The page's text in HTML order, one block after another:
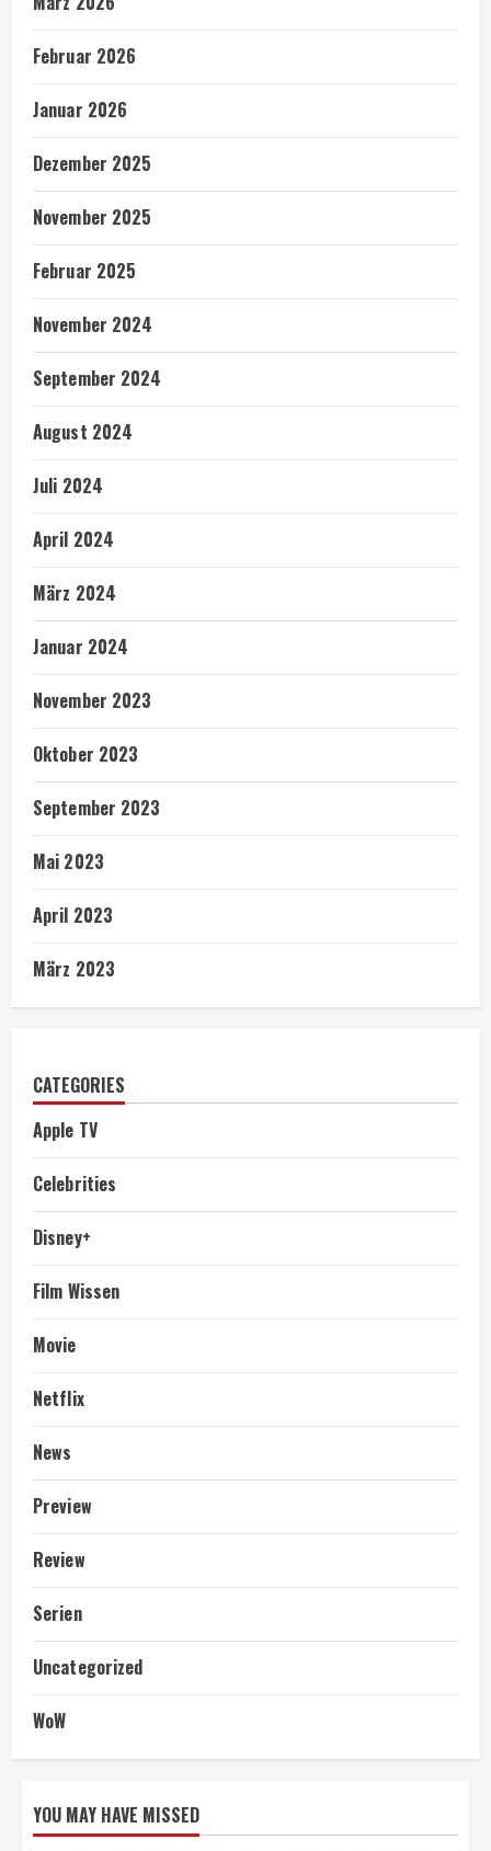
Februar 2026
Januar 2026
Dezember 2025
November 2025
Februar 2025
November 2024
September 2024
August 2024
Juli 2024
April 2024
März 2024
Januar 2024
November 2023
Oktober 2023
September 2023
Mai 2023
April 2023
März 2023
CATEGORIES
Apple TV
Celebrities
Disney+
Film Wissen
Movie
Netflix
News
Preview
Review
Serien
Uncategorized
WoW
YOU MAY HAVE MISSED